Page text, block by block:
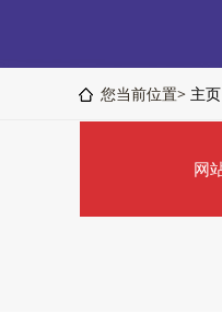
您当前位置> 主页
网